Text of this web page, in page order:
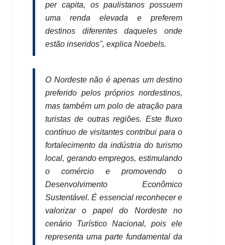
per capita, os paulistanos possuem
uma renda elevada e preferem
destinos diferentes daqueles onde
estão inseridos", explica Noebels.
O Nordeste não é apenas um destino
preferido pelos próprios nordestinos,
mas também um polo de atração para
turistas de outras regiões. Este fluxo
contínuo de visitantes contribui para o
fortalecimento da indústria do turismo
local, gerando empregos, estimulando
o comércio e promovendo o
Desenvolvimento Econômico
Sustentável. É essencial reconhecer e
valorizar o papel do Nordeste no
cenário Turístico Nacional, pois ele
representa uma parte fundamental da